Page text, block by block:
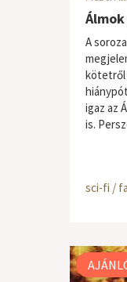
A
kötetről
igaz az
is.
sci-fi /